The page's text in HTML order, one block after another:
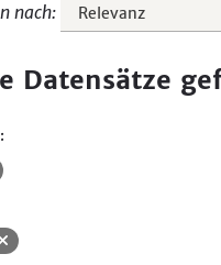
nach
Datensätze